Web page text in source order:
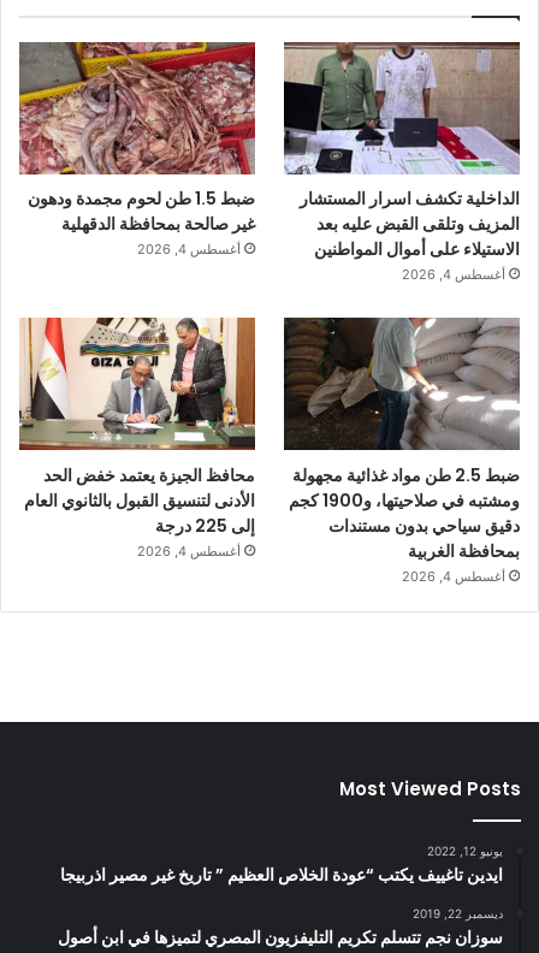
الداخلية تكشف اسرار المستشار
المزيف وتلقى القبض عليه بعد
الاستيلاء على أموال المواطنين
أغسطس 4, 2026
ضبط 1.5 طن لحوم مجمدة ودهون
غير صالحة بمحافظة الدقهلية
أغسطس 4, 2026
ضبط 2.5 طن مواد غذائية مجهولة
ومشتبه في صلاحيتها، و1900 كجم
دقيق سياحي بدون مستندات
بمحافظة الغربية
أغسطس 4, 2026
محافظ الجيزة يعتمد خفض الحد
الأدنى لتنسيق القبول بالثانوي العام
إلى 225 درجة
أغسطس 4, 2026
Most Viewed Posts
يونيو 12, 2022
ايدين تاغييف يكتب “عودة الخلاص العظيم ” تاريخ غير مصير اذربيجا
ديسمبر 22, 2019
سوزان نجم تتسلم تكريم التليفزيون المصري لتميزها في ابن أصول